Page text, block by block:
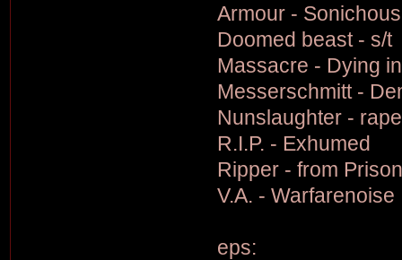
Armour -
Doomed beast - s/t
Massacre - Dying
Messerschmitt -
Nunslaughter -
R.I.P. - Exhumed
Ripper - from
V.A. - Warfarenoise
eps: